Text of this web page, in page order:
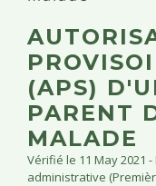
(APS)
PARENT
MALADE
Vérifié le 11 May 2021
administrative